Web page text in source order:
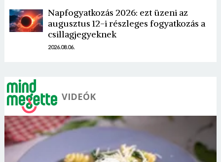
Napfogyatkozás 2026: ezt üzeni az
augusztus 12-i részleges fogyatkozás a
csillagjegyeknek
2026.08.06.
VIDEÓK
E-mail cím vagy felhasználónév
Mégse